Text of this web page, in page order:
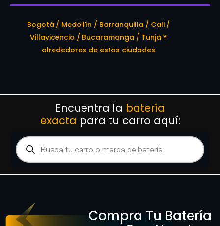
Bogotá / Medellín / Barranquilla / Cali /
Villavicencio / Bucaramanga / Tunja Y
alrededores de estas ciudades
Encuentra la batería
exacta para tu carro aquí:
Compra Tu Batería